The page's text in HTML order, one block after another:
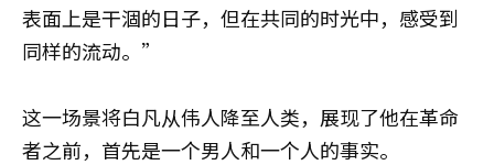
表面上是干涸的日子，但在共同的时光中，感受到
同样的流动。”
这一场景将白凡从伟人降至人类，展现了他在革命
者之前，首先是一个男人和一个人的事实。